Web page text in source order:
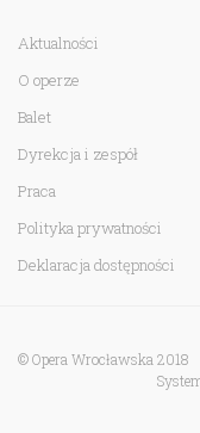
Aktualności
O operze
Balet
Dyrekcja i zespół
Praca
Polityka prywatności
Deklaracja dostępności
© Opera Wrocławska 2018